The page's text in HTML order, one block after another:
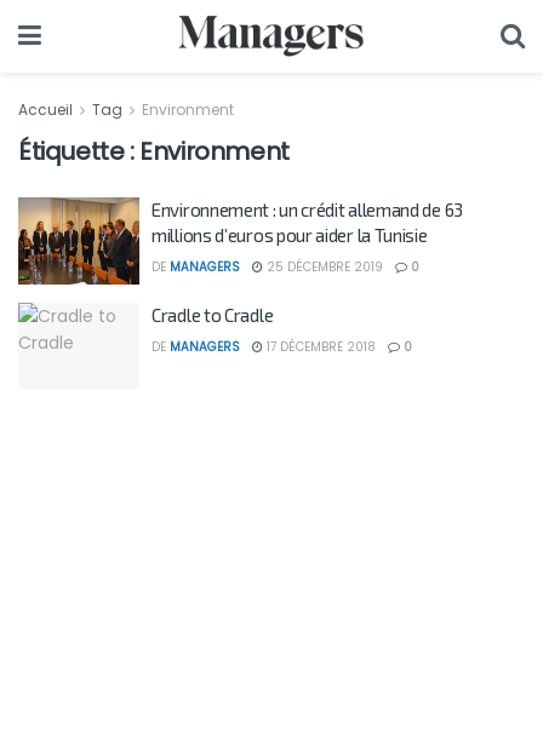
Accueil Tag Environment
Étiquette : Environment
Environnement : un crédit allemand de 63
millions d’euros pour aider la Tunisie
DE MANAGERS 25 DÉCEMBRE 2019 0
Cradle to Cradle
DE MANAGERS 17 DÉCEMBRE 2018 0